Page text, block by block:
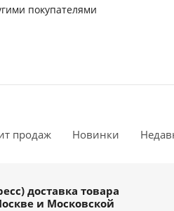
покупателями
продаж Новинки
доставка товара
и Московской